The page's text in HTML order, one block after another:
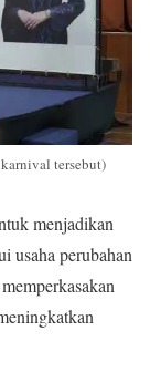
tersebut)
menjadikan
usaha perubahan